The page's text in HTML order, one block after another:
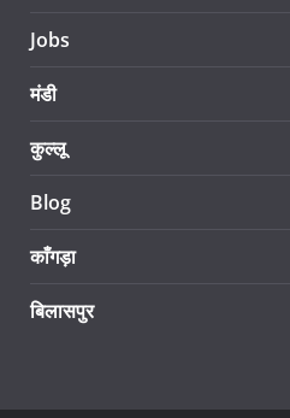
Jobs
मंडी
कुल्लू
Blog
काँगड़ा
बिलासपुर